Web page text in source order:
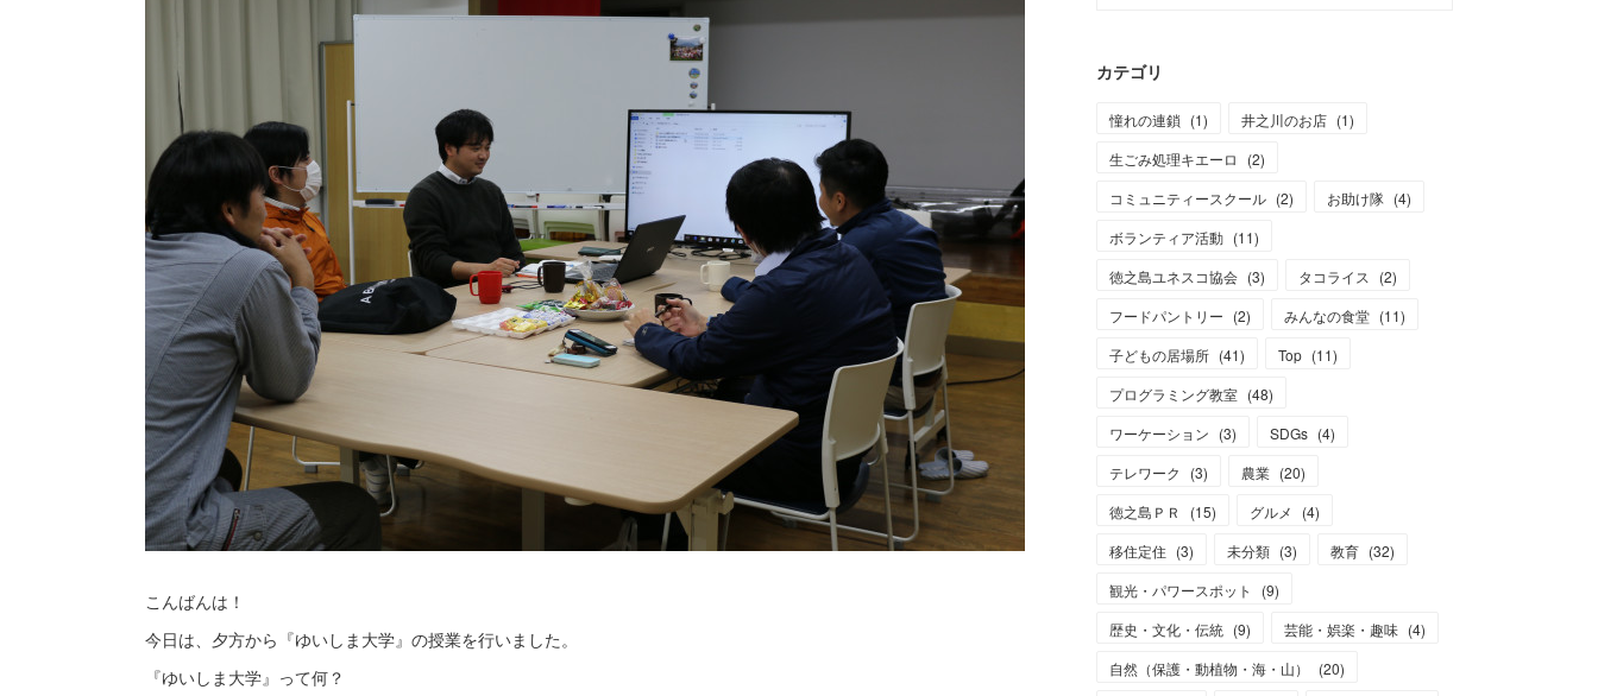
こんばんは！
今日は、夕方から『ゆいしま大学』の授業を行いました。
『ゆいしま大学』って何？
カテゴリ
憧れの連鎖 (1) 井之川のお店 (1)
生ごみ処理キエーロ
(2)
コミュニティースクール (2) お助け隊 (4)
ボランティア活動 (11)
徳之島ユネスコ協会 (3) タコライス (2)
フードパントリー (2) みんなの食堂 (11)
子どもの居場所 (41) Top (11)
プログラミング教室 (48)
ワーケーション (3) SDGs (4)
テレワーク
(3) 農業 (20)
徳之島ＰＲ
(15) グルメ (4)
移住定住 (3) 未分類 (3) 教育 (32)
観光・パワースポット
(9)
歴史・文化・伝統 (9) 芸能・娯楽・趣味 (4)
自然（保護・動植物・海・山）
(20)